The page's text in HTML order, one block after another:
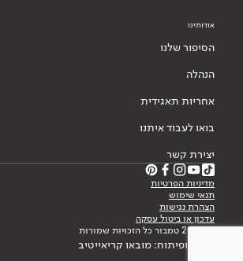
אודותינו
הסיפור שלנו
הנהלה
אחריות תאגידית
בואו לעבוד איתנו
יצירת קשר
מדיניות הפרטיות
תנאי שימוש
הצהרת נגישות
עדכון או ביטול עסקה
© 2026 טמבור כל הזכויות שמורות
עיצוב ופיתוח: מובאו קריאייטיב